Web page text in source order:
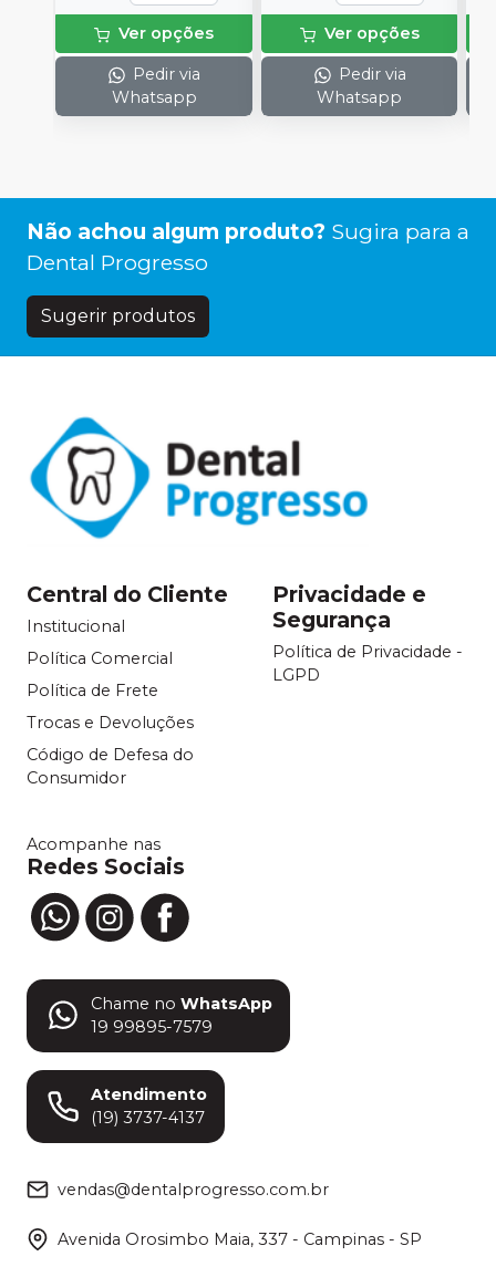
Ver opções
Pedir via
Whatsapp
Ver opções
Pedir via
Whatsapp
Não achou algum produto? Sugira para a
Dental Progresso
Sugerir produtos
Central do Cliente
Institucional
Política Comercial
Política de Frete
Trocas e Devoluções
Código de Defesa do
Consumidor
Privacidade e
Segurança
Política de Privacidade -
LGPD
Acompanhe nas
Redes Sociais
Chame no WhatsApp
19 99895-7579
Atendimento
(19) 3737-4137
vendas@dentalprogresso.com.br
Avenida Orosimbo Maia, 337 - Campinas - SP